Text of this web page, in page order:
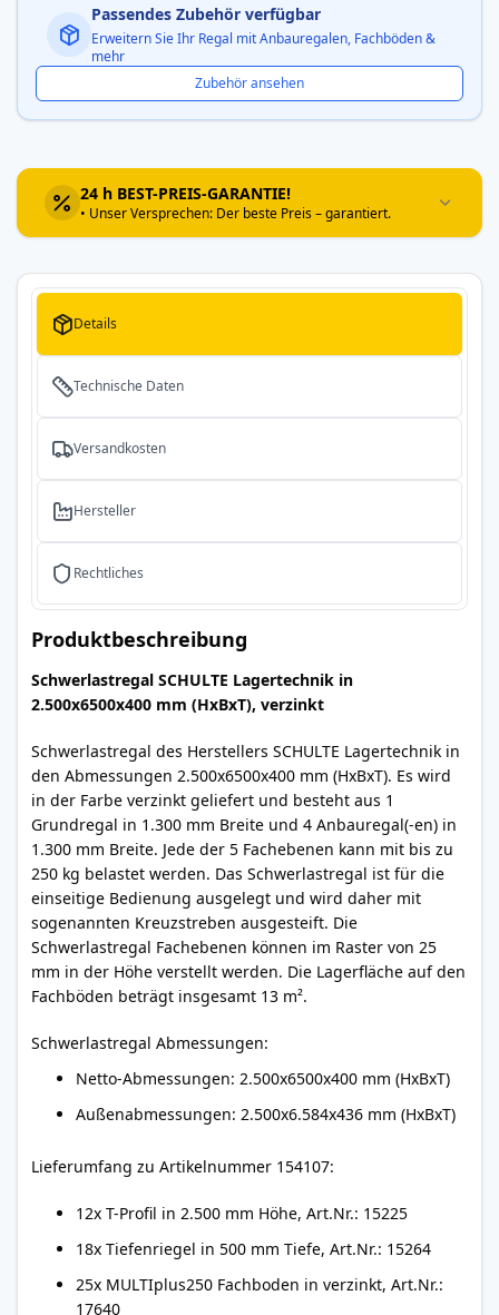
Passendes Zubehör verfügbar
Erweitern Sie Ihr Regal mit Anbauregalen, Fachböden &
mehr
Zubehör ansehen
24 h BEST-PREIS-GARANTIE!
• Unser Versprechen: Der beste Preis – garantiert.
Details
Technische Daten
Versandkosten
Hersteller
Rechtliches
Produktbeschreibung
Schwerlastregal SCHULTE Lagertechnik in
2.500x6500x400 mm (HxBxT), verzinkt
Schwerlastregal des Herstellers SCHULTE Lagertechnik in
den Abmessungen 2.500x6500x400 mm (HxBxT). Es wird
in der Farbe verzinkt geliefert und besteht aus 1
Grundregal in 1.300 mm Breite und 4 Anbauregal(-en) in
1.300 mm Breite. Jede der 5 Fachebenen kann mit bis zu
250 kg belastet werden. Das Schwerlastregal ist für die
einseitige Bedienung ausgelegt und wird daher mit
sogenannten Kreuzstreben ausgesteift. Die
Schwerlastregal Fachebenen können im Raster von 25
mm in der Höhe verstellt werden. Die Lagerfläche auf den
Fachböden beträgt insgesamt 13 m².
Schwerlastregal Abmessungen:
Netto-Abmessungen: 2.500x6500x400 mm (HxBxT)
Außenabmessungen: 2.500x6.584x436 mm (HxBxT)
Lieferumfang zu Artikelnummer 154107:
12x T-Profil in 2.500 mm Höhe, Art.Nr.: 15225
18x Tiefenriegel in 500 mm Tiefe, Art.Nr.: 15264
25x MULTIplus250 Fachboden in verzinkt, Art.Nr.:
17640